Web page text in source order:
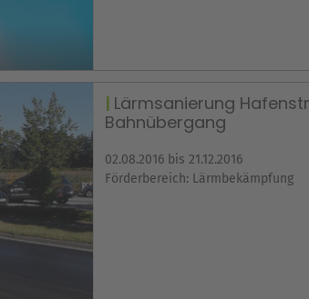
Lärmsanierung
Bahnübergang
02.08.2016 bis 21.12.2016
Förderbereich: Lärmbekämpfung